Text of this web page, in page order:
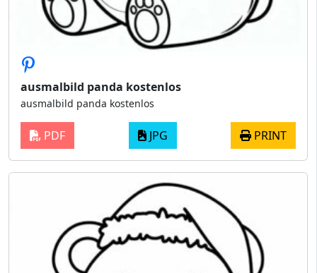
ausmalbild panda kostenlos
ausmalbild panda kostenlos
PDF JPG PRINT